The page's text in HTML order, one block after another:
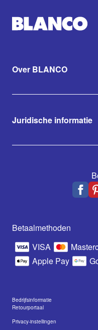
Over BLANCO
Juridische informatie
Betaalmethoden
VISA
Apple Pay
Bedrijfsinformatie
Retourportaal
Privacy-instellingen